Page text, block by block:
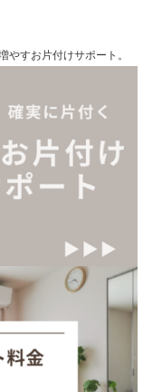
やすお片付けサポート。